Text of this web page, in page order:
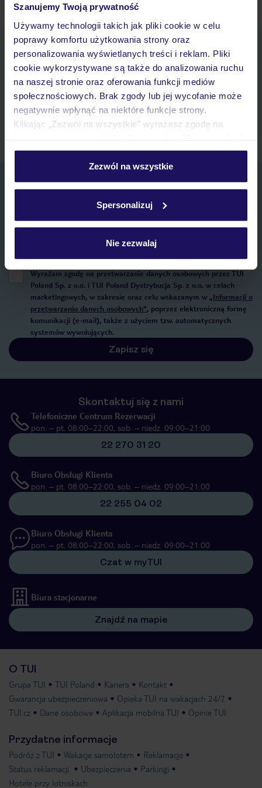
Szanujemy Twoją prywatność
Używamy technologii takich jak pliki cookie w celu
poprawy komfortu użytkowania strony oraz
personalizowania wyświetlanych treści i reklam. Pliki
cookie wykorzystywane są także do analizowania ruchu
na naszej stronie oraz oferowania funkcji mediów
społecznościowych. Brak zgody lub jej wycofanie może
negatywnie wpłynąć na niektóre funkcje strony.
Klikając „Zezwól na wszystkie” wyrażasz zgodę na
personalizować swój wybór wchodząc w zakładkę
Szczegółowe informacje o plikach cookie znajdziesz
Zezwól na wszystkie
Spersonalizuj
Nie zezwalaj
Pobierz bezpłatną aplikację TUI
Szybkie wyszukiwanie i przeglądanie ofert
Lista ulubionych ofert i możliwość ich udostępniania
Historia wyszukiwań i ostatnio oglądanych ofert
Kontakt z TUI i wszystkie informacje o Twojej rezerwacji w
myTUI
Zapisz się do newslettera
Wyrażam zgodę na przetwarzanie danych osobowych przez TUI
Poland Sp. z o.o. i TUI Poland Dystrybucja Sp. z o.o. w celach
marketingowych, w zakresie oraz celu wskazanym w „Informacji o
przetwarzaniu danych osobowych”, poprzez elektroniczną formę
komunikacji (e-mail), także z użyciem tzw. automatycznych
systemów wywołujących.
Zapisz się
Skontaktuj się z nami
Telefoniczne Centrum Rezerwacji
pon. – pt. 08:00–22:00, sob. – niedz. 09:00–21:00
22 270 31 20
Biuro Obsługi Klienta
pon. – pt. 08:00–22:00, sob. – niedz. 09:00–21:00
22 255 04 02
Biuro Obsługi Klienta
pon. – pt. 08:00–22:00, sob. – niedz. 09:00–21:00
Czat w myTUI
Biura stacjonarne
Znajdź na mapie
O TUI
Grupa TUI TUI Poland Kariera
Kontakt
Gwarancja ubezpieczeniowa
Opieka TUI na wakacjach 24/7
TUI.cz
Dane osobowe Aplikacja mobilna TUI Opinie TUI
Przydatne informacje
Podróż z TUI Wakacje samolotem
Reklamacje
Status reklamacji
Ubezpieczenia
Parkingi
Hotele przy lotniskach